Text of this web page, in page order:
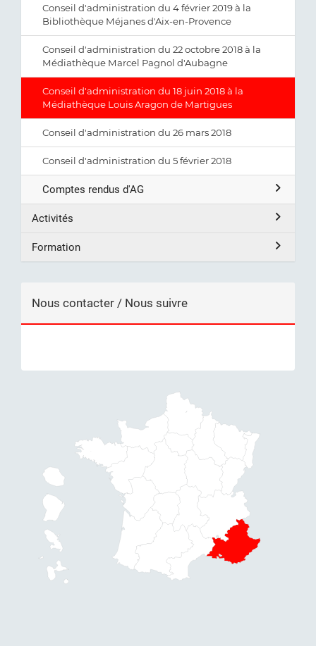
Conseil d'administration du 4 février 2019 à la
Bibliothèque Méjanes d'Aix-en-Provence
Conseil d'administration du 22 octobre 2018 à la
Médiathèque Marcel Pagnol d'Aubagne
Conseil d'administration du 18 juin 2018 à la
Médiathèque Louis Aragon de Martigues
Conseil d'administration du 26 mars 2018
Conseil d'administration du 5 février 2018
Comptes rendus d'AG
Activités
Formation
Nous contacter / Nous suivre